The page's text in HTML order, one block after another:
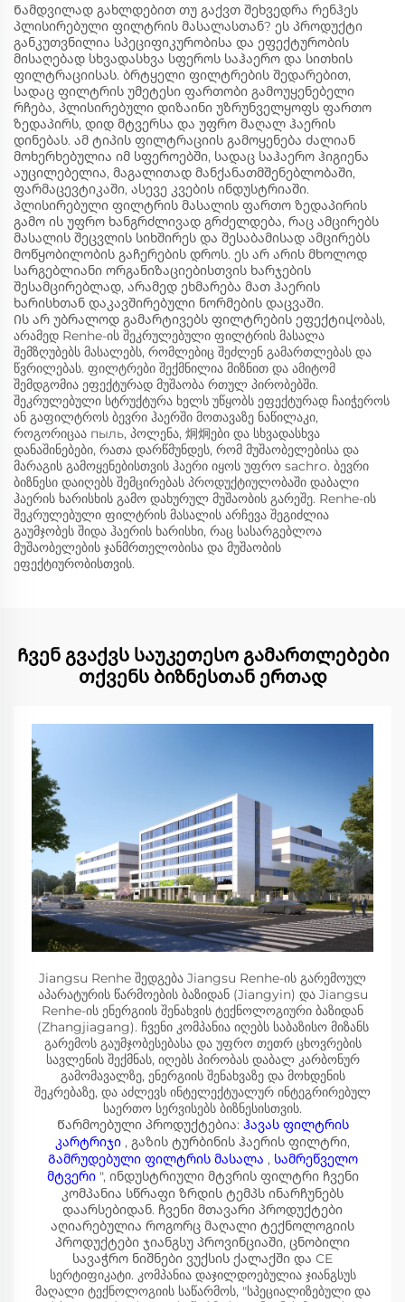
Ნამდვილად გახლდებით თუ გაქვთ შეხვედრა რენჰეს
პლისირებული ფილტრის მასალასთან? ეს პროდუქტი
განკუთვნილია სპეციფიკურობისა და ეფექტურობის
მისაღებად სხვადასხვა სფეროს საჰაერო და სითხის
ფილტრაციისას. ბრტყელი ფილტრების შედარებით,
სადაც ფილტრის უმეტესი ფართობი გამოუყენებელი
რჩება, პლისირებული დიზაინი უზრუნველყოფს ფართო
ზედაპირს, დიდ მტვერსა და უფრო მაღალ ჰაერის
დინებას. ამ ტიპის ფილტრაციის გამოყენება ძალიან
მოხერხებულია იმ სფეროებში, სადაც საჰაერო ჰიგიენა
აუცილებელია, მაგალითად მანქანათმშენებლობაში,
ფარმაცევტიკაში, ასევე კვების ინდუსტრიაში.
პლისირებული ფილტრის მასალის ფართო ზედაპირის
გამო ის უფრო ხანგრძლივად გრძელდება, რაც ამცირებს
მასალის შეცვლის სიხშირეს და შესაბამისად ამცირებს
მოწყობილობის გაჩერების დროს. ეს არ არის მხოლოდ
სარგებლიანი ორგანიზაციებისთვის ხარჯების
შესამცირებლად, არამედ ეხმარება მათ ჰაერის
ხარისხთან დაკავშირებული ნორმების დაცვაში.
Ის არ უბრალოდ გამარტივებს ფილტრების ეფექტიվობას,
არამედ Renhe-ის შეკრულებული ფილტრის მასალა
შემზღუბებს მასალებს, რომლებიც შეძლენ გამართლებას და
წვრილებას. ფილტრები შექმნილია მიზნით და ამიტომ
შემდგომია ეფექტურად მუშაობა რთულ პირობებში.
შეკრულებული სტრუქტურა ხელს უწყობს ეფექტურად ჩაიჭეროს
ან გაფილტროს ბევრი ჰაერში მოთავაზე ნაწილაკი,
როგორიცაა пыль, პოლენა, 炯炯ები და სხვადასხვა
დანაშინებები, რათა დარწმუნდეს, რომ მუშაობელებისა და
მარაგის გამოყენებისთვის ჰაერი იყოს უფრო sachro. ბევრი
ბიზნესი დაიღებს შემცირებას პროდუქტიულობაში დაბალი
ჰაერის ხარისხის გამო დახურულ მუშაობის გარეშე. Renhe-ის
შეკრულებული ფილტრის მასალის არჩევა შეგიძლია
გაუმჯობეს შიდა ჰაერის ხარისხი, რაც სასარგებლოა
მუშაობელების ჯანმრთელობისა და მუშაობის
ეფექტიურობისთვის.
Ჩვენ გვაქვს საუკეთესო გამართლებები
თქვენს ბიზნესთან ერთად
Jiangsu Renhe შედგება Jiangsu Renhe-ის გარემოულ
აპარატურის წარმოების ბაზიდან (Jiangyin) და Jiangsu
Renhe-ის ენერგიის შენახვის ტექნოლოგიური ბაზიდან
(Zhangjiagang). ჩვენი კომპანია იღებს საბაზისო მიზანს
გარემოს გაუმჯობესებასა და უფრო თეთრ ცხოვრების
სავლენის შექმნას, იღებს პირობას დაბალ კარბონურ
გამომავალზე, ენერგიის შენახვაზე და მოხდენის
შეკრებაზე, და აძლევს ინტელექტუალურ ინტეგრირებულ
საერთო სერვისებს ბიზნესისთვის.
Წარმოებული პროდუქტებია: ჰავას ფილტრის
კარტრიჯი , გაზის ტურბინის ჰაერის ფილტრი,
Გამრუდებული ფილტრის მასალა , სამრეწველო
მტვერი ", ინდუსტრიული მტვრის ფილტრი ჩვენი
კომპანია სწრაფი ზრდის ტემპს ინარჩუნებს
დაარსებიდან. ჩვენი მთავარი პროდუქტები
აღიარებულია როგორც მაღალი ტექნოლოგიის
პროდუქტები ჯიანგსუ პროვინციაში, ცნობილი
სავაჭრო ნიშნები ვუქსის ქალაქში და CE
სერტიფიკატი. კომპანია დაჯილდოებულია ჯიანგსუს
მაღალი ტექნოლოგიის საწარმოს, "სპეციალიზებული და